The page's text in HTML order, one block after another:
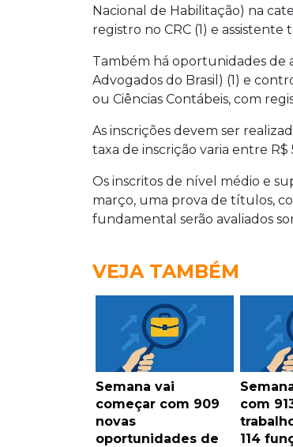
Nacional de Habilitação) na
registro no CRC (1) e assistente
Também há oportunidades de
Advogados do Brasil) (1) e
ou Ciências Contábeis, com
As inscrições devem ser
taxa de inscrição varia entre
Os inscritos de nível médio e
março, uma prova de títulos,
fundamental serão avaliados
VEJA TAMBÉM
Semana vai
começar com 909
novas
oportunidades de
com
114